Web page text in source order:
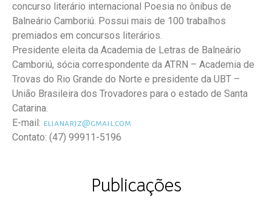
concurso literário internacional Poesia no ônibus de
Balneário Camboriú. Possui mais de 100 trabalhos
premiados em concursos literários.
Presidente eleita da Academia de Letras de Balneário
Camboriú, sócia correspondente da ATRN – Academia de
Trovas do Rio Grande do Norte e presidente da UBT –
União Brasileira dos Trovadores para o estado de Santa
Catarina.
E-mail: elianarjz@gmail.com
Contato: (47) 99911-5196
Publicações